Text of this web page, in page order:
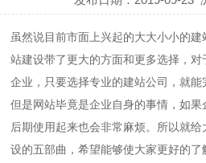
虽然说目前市面上兴起的大大小小的
站建设带了更大的方面和更多选择，
企业，只要选择专业的建站公司，就能
但是网站毕竟是企业自身的事情，如
后期使用起来也会非常麻烦。所以就
设的五部曲，希望能够使大家更好的了